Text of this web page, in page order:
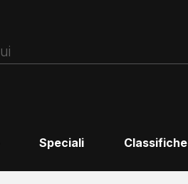
Speciali Classifiche